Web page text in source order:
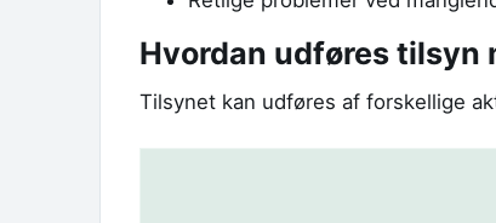
Hvordan udføres tilsyn
Tilsynet kan udføres af forskellige